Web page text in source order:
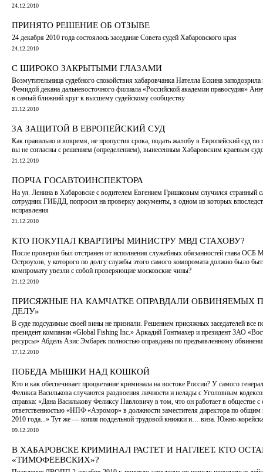
24.12.2010
ПРИНЯТО РЕШЕНИЕ ОБ ОТЗЫВЕ
24 декабря 2010 года состоялось заседание Совета судей Хабаровского края
24.12.2010
С ШИРОКО ЗАКРЫТЫМИ ГЛАЗАМИ
Возмутительница судебного спокойствия хабаровчанка Нателла Ескина
Фемидой декана дальневосточного филиала «Российской академии правосудия»
в самый ближний круг к высшему судейскому сообществу
21.12.2010
ЗА ЗАЩИТОЙ В ЕВРОПЕЙСКИЙ СУД
Как правильно и вовремя, не пропустив срока, подать жалобу в Европейский суд по
вы не согласны с решением (определением), вынесенным Хабаровским краевым
21.12.2010
ПОРЧА ГОСАВТОИНСПЕКТОРА
На ул. Ленина в Хабаровске с водителем Евгением Гришковым случился странный
сотрудник ГИБДД, попросил на проверку документы, в одном из которых
исправления
21.12.2010
КТО ПОКУПАЛ КВАРТИРЫ МИНИСТРУ МВД СТАХОВУ?
После проверки был отстранен от исполнения служебных обязанностей глава
Остроухов, у которого по долгу службы этого самого компромата должно было
компромату увезли с собой проверяющие московские чины?
21.12.2010
ПРИСЯЖНЫЕ НА КАМЧАТКЕ ОПРАВДАЛИ ОБВИНЯЕМЫХ
ДЕЛУ»
В суде подсудимые своей вины не признали. Решением присяжных заседателей все
президент компании «Global Fishing Inc.» Аркадий Гонтмахер и президент ЗАО
ресурсы» Абдель Азис Эмбарек полностью оправданы по предъявленному
17.12.2010
ПОБЕДА МЫШКИ НАД КОШКОЙ
Кто и как обеспечивает процветание криминала на востоке России? У самого
Феликса Василькова случаются раздвоения личности и нелады с Уголовным
справка: «Дана Василькову Феликсу Павловичу в том, что он работает в обществе с
ответственностью «НПФ «Аэромор» в должности заместителя директора по общим
2010 года...» Тут же — копия поддельной трудовой книжки и… виза. Южно-
09.12.2010
В ХАБАРОВСКЕ КРИМИНАЛ РАСТЕТ И НАГЛЕЕТ. КТО
«ТИМОФЕЕВСКИХ»?